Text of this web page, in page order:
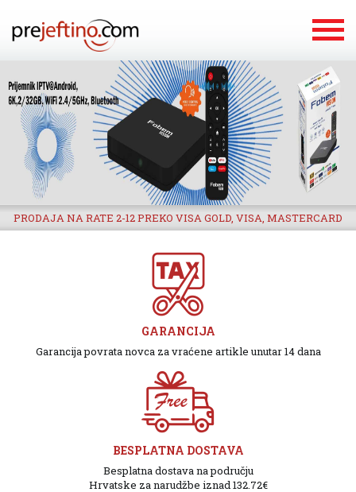
PRODAJA NA RATE 2-12 PREKO VISA GOLD, VISA, MASTERCARD
GARANCIJA
Garancija povrata novca za vraćene artikle unutar 14 dana
BESPLATNA DOSTAVA
Besplatna dostava na području
Hrvatske za narudžbe iznad 132.72€